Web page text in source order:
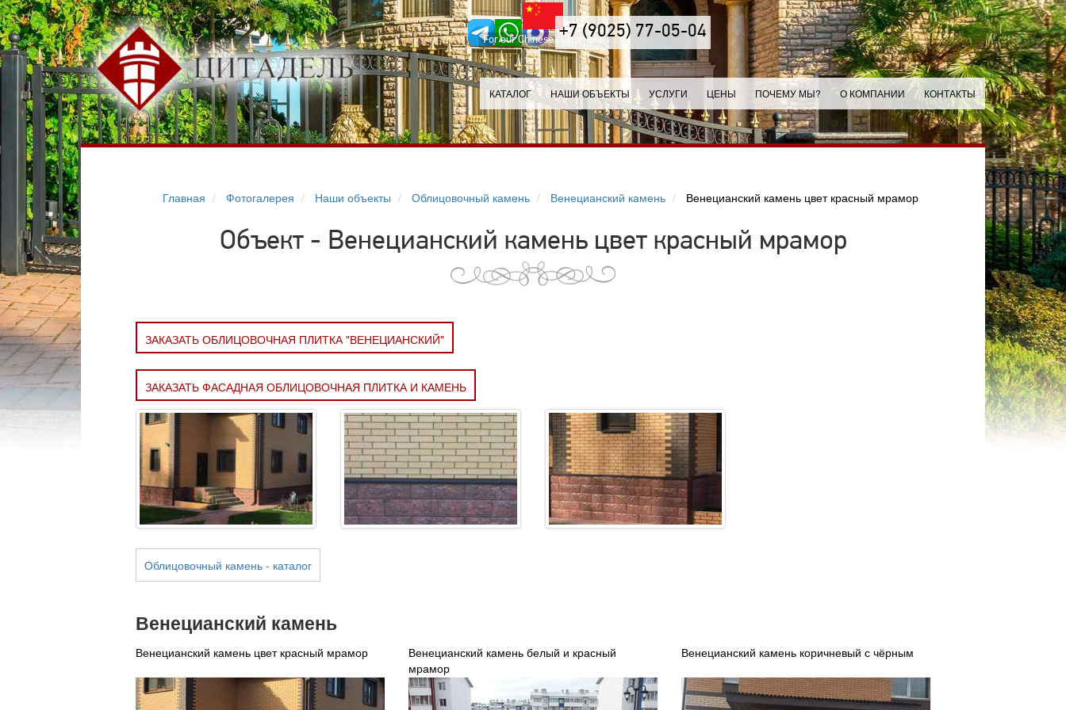
For our Chinese customers+7 (9025) 77-05-04
КАТАЛОГ НАШИ ОБЪЕКТЫ УСЛУГИ ЦЕНЫ ПОЧЕМУ МЫ? О КОМПАНИИ КОНТАКТЫ
Главная Фотогалерея Наши объекты Облицовочный камень Венецианский камень Венецианский камень цвет красный мрамор
Объект - Венецианский камень цвет красный мрамор
ЗАКАЗАТЬ ОБЛИЦОВОЧНАЯ ПЛИТКА "ВЕНЕЦИАНСКИЙ"
ЗАКАЗАТЬ ФАСАДНАЯ ОБЛИЦОВОЧНАЯ ПЛИТКА И КАМЕНЬ
Облицовочный камень - каталог
Венецианский камень
Венецианский камень цвет красный мрамор
Венецианский камень белый и красный
мрамор
Венецианский камень коричневый с чёрным